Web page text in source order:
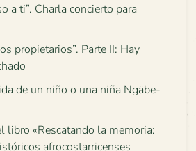
a ti”. Charla concierto para
propietarios”. Parte II: Hay
de un niño o una niña Ngäbe-
libro «Rescatando la memoria:
afrocostarricenses